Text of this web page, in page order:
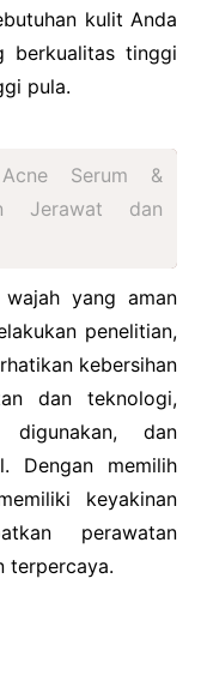
kulit Anda
berkualitas tinggi
pula.
Serum &
Jerawat dan
yang aman
penelitian,
kebersihan
dan teknologi,
digunakan, dan
Dengan memilih
keyakinan
perawatan
terpercaya.